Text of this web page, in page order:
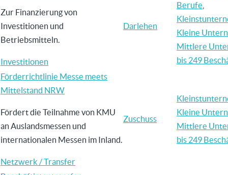
Zur Finanzierung von
Investitionen und
Betriebsmitteln.
Investitionen
Darlehen
Berufe
Kleine
Mittlere
bis 249
Förderrichtlinie Messe meets
Mittelstand NRW
Fördert die Teilnahme von KMU
an Auslandsmessen und
internationalen Messen im Inland.
Netzwerk / Transfer
Zuschuss
Kleine
Mittlere
bis 249